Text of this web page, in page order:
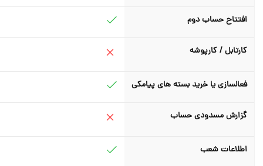
افتتاح حساب دوم
کارتابل / کارپوشه
فعالسازی یا خرید بسته های پیامکی
گزارش مسدودی حساب
اطلاعات شعب